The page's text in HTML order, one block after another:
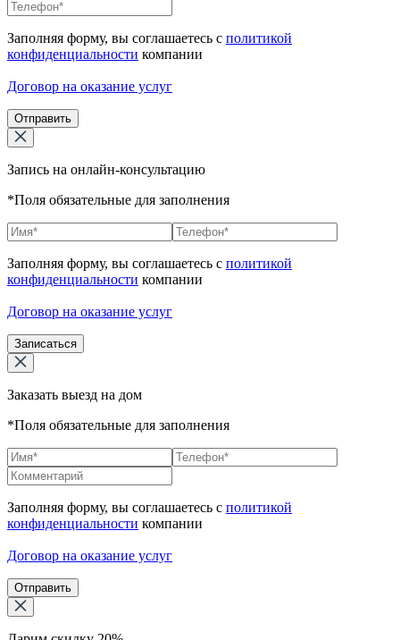
Заполняя форму, вы соглашаетесь с политикой
конфиденциальности компании
Договор на оказание услуг
Отправить
Запись на онлайн-консультацию
*Поля обязательные для заполнения
Заполняя форму, вы соглашаетесь с политикой
конфиденциальности компании
Договор на оказание услуг
Записаться
Заказать выезд на дом
*Поля обязательные для заполнения
Заполняя форму, вы соглашаетесь с политикой
конфиденциальности компании
Договор на оказание услуг
Отправить